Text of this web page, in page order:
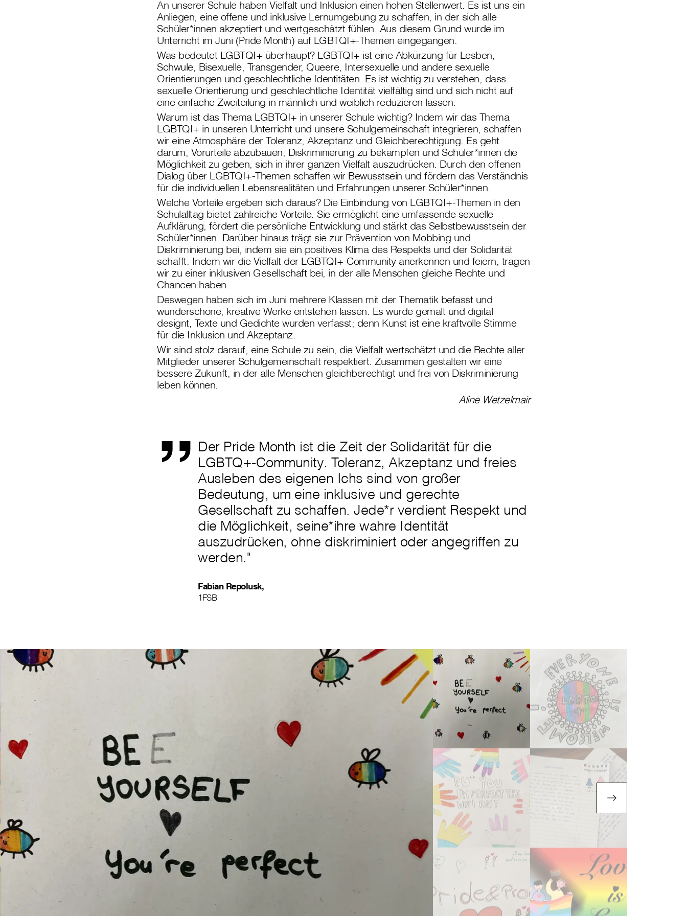
An unserer Schule haben Vielfalt und Inklusion einen hohen Stellenwert. Es ist uns ein
Anliegen, eine offene und inklusive Lernumgebung zu schaffen, in der sich alle
Schüler*innen akzeptiert und wertgeschätzt fühlen. Aus diesem Grund wurde im
Unterricht im Juni (Pride Month) auf LGBTQI+-Themen eingegangen.
Was bedeutet LGBTQI+ überhaupt? LGBTQI+ ist eine Abkürzung für Lesben,
Schwule, Bisexuelle, Transgender, Queere, Intersexuelle und andere sexuelle
Orientierungen und geschlechtliche Identitäten. Es ist wichtig zu verstehen, dass
sexuelle Orientierung und geschlechtliche Identität vielfältig sind und sich nicht auf
eine einfache Zweiteilung in männlich und weiblich reduzieren lassen.
Warum ist das Thema LGBTQI+ in unserer Schule wichtig? Indem wir das Thema
LGBTQI+ in unseren Unterricht und unsere Schulgemeinschaft integrieren, schaffen
wir eine Atmosphäre der Toleranz, Akzeptanz und Gleichberechtigung. Es geht
darum, Vorurteile abzubauen, Diskriminierung zu bekämpfen und Schüler*innen die
Möglichkeit zu geben, sich in ihrer ganzen Vielfalt auszudrücken. Durch den offenen
Dialog über LGBTQI+-Themen schaffen wir Bewusstsein und fördern das Verständnis
für die individuellen Lebensrealitäten und Erfahrungen unserer Schüler*innen.
Welche Vorteile ergeben sich daraus? Die Einbindung von LGBTQI+-Themen in den
Schulalltag bietet zahlreiche Vorteile. Sie ermöglicht eine umfassende sexuelle
Aufklärung, fördert die persönliche Entwicklung und stärkt das Selbstbewusstsein der
Schüler*innen. Darüber hinaus trägt sie zur Prävention von Mobbing und
Diskriminierung bei, indem sie ein positives Klima des Respekts und der Solidarität
schafft. Indem wir die Vielfalt der LGBTQI+-Community anerkennen und feiern, tragen
wir zu einer inklusiven Gesellschaft bei, in der alle Menschen gleiche Rechte und
Chancen haben.
Deswegen haben sich im Juni mehrere Klassen mit der Thematik befasst und
wunderschöne, kreative Werke entstehen lassen. Es wurde gemalt und digital
designt, Texte und Gedichte wurden verfasst; denn Kunst ist eine kraftvolle Stimme
für die Inklusion und Akzeptanz.
Wir sind stolz darauf, eine Schule zu sein, die Vielfalt wertschätzt und die Rechte aller
Mitglieder unserer Schulgemeinschaft respektiert. Zusammen gestalten wir eine
bessere Zukunft, in der alle Menschen gleichberechtigt und frei von Diskriminierung
leben können.
Aline Wetzelmair
„ Der Pride Month ist die Zeit der Solidarität für die
LGBTQ+-Community. Toleranz, Akzeptanz und freies
Ausleben des eigenen Ichs sind von großer
Bedeutung, um eine inklusive und gerechte
Gesellschaft zu schaffen. Jede*r verdient Respekt und
die Möglichkeit, seine*ihre wahre Identität
auszudrücken, ohne diskriminiert oder angegriffen zu
werden."
Fabian Repolusk,
1FSB